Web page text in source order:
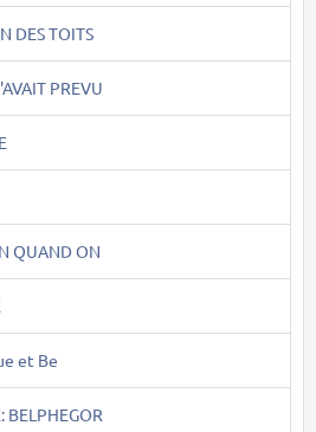
DES TOITS
PREVU
QUAND ON
et Be
BELPHEGOR